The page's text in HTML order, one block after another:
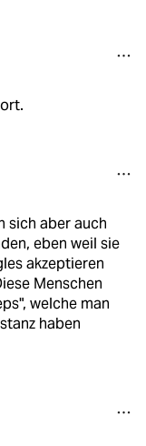
sich aber auch
eben weil sie
akzeptieren
Menschen
welche man
haben